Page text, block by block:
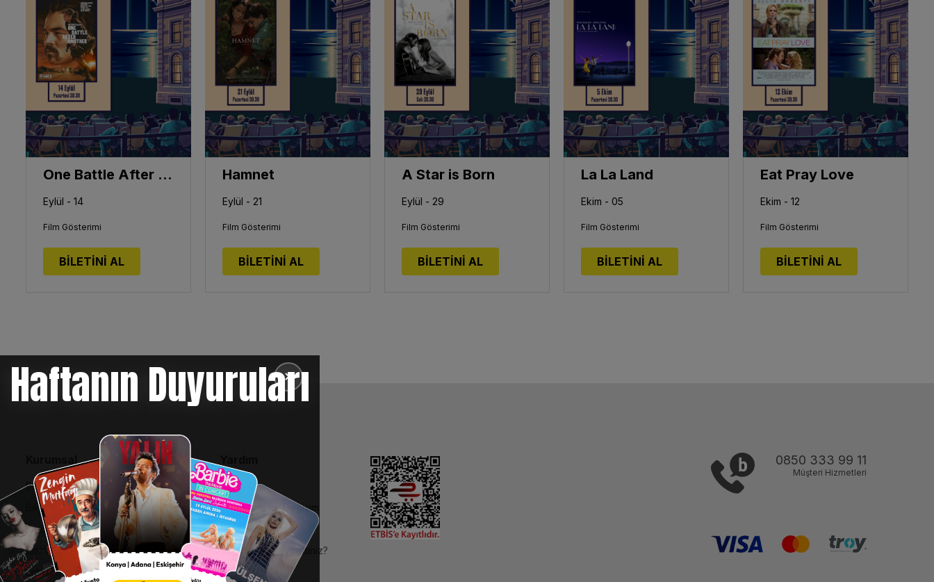
One Battle After Another
Eylül - 14
Film Gösterimi
BİLETİNİ AL
Hamnet
Eylül - 21
Film Gösterimi
BİLETİNİ AL
A Star is Born
Eylül - 29
Film Gösterimi
BİLETİNİ AL
La La Land
Ekim - 05
Film Gösterimi
BİLETİNİ AL
Eat Pray Love
Ekim - 12
Film Gösterimi
BİLETİNİ AL
✕
Haftanın Duyuruları
Bilgi Toplumu Hizmetleri
BiPuan Kurallar & Koşullar
Kişisel Verilerin Korunması
Sözleşme ve Politikalar
Entegre Yönetim Sistemi Politikası
SSS
İptal, İade ve Değişim
Nasıl Bilet Alınır
Biletinizi Mi Kaybettiniz?
0850 333 99 11
Müşteri Hizmetleri